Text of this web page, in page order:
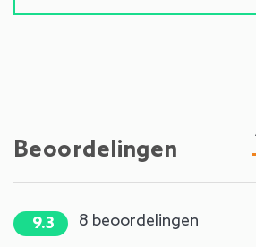
Beoordelingen
9.3 8 beoordelingen